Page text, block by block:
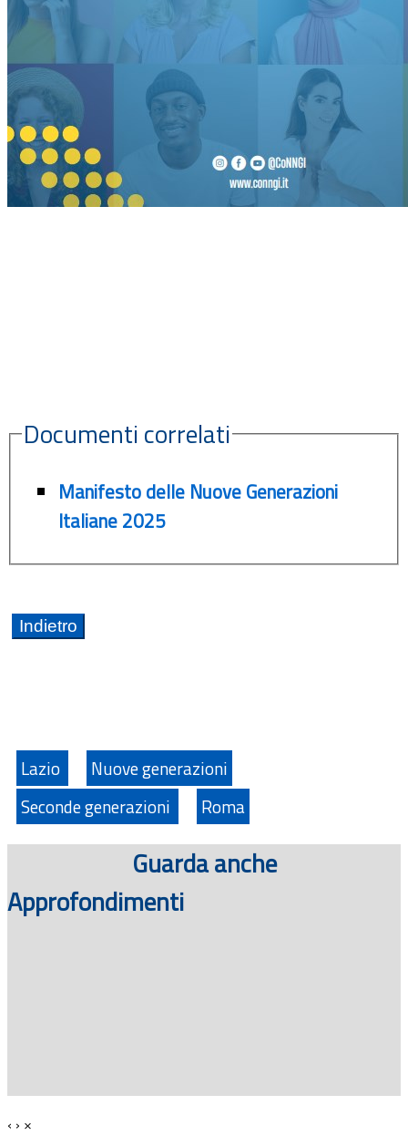
Documenti correlati
Manifesto delle Nuove Generazioni
Italiane 2025
Lazio
Nuove generazioni
Seconde generazioni
Roma
Guarda anche
Approfondimenti
‹ › ×